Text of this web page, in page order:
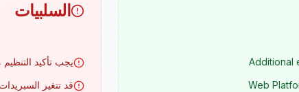
السلبيات
يجب تأكيد التنظيم
قد تتغير